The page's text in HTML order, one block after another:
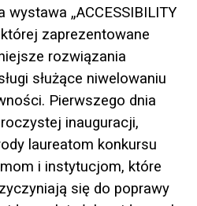
„ACCESSIBILITY
zaprezentowane
rozwiązania
służące niwelowaniu
Pierwszego dnia
inauguracji,
laureatom konkursu
i instytucjom, które
się do poprawy